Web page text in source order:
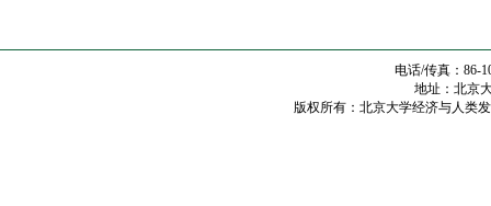
电话/传真：86-
地址：北京
版权所有：北京大学经济与人类